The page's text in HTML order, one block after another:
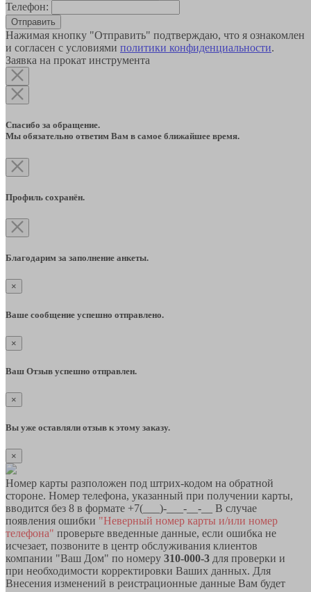
Телефон:
Отправить
Нажимая кнопку "Отправить" подтверждаю, что я ознакомлен
и согласен с условиями политики конфиденциальности.
Заявка на прокат инструмента
Спасибо за обращение.
Мы обязательно ответим Вам в самое ближайшее время.
Профиль сохранён.
Благодарим за заполнение анкеты.
×
Ваше сообщение успешно отправлено.
×
Ваш Отзыв успешно отправлен.
×
Вы уже оставляли отзыв к этому заказу.
×
Номер карты разположен под штрих-кодом на обратной
стороне. Номер телефона, указанный при получении карты,
вводится без 8 в формате +7(___)-___-__-__ В случае
появления ошибки "Неверный номер карты и/или номер
телефона" проверьте введенные данные, если ошибка не
исчезает, позвоните в центр обслуживания клиентов
компании "Ваш Дом" по номеру 310-000-3 для проверки и
при необходимости корректировки Ваших данных. Для
Внесения изменений в реистрационные данные Вам будет